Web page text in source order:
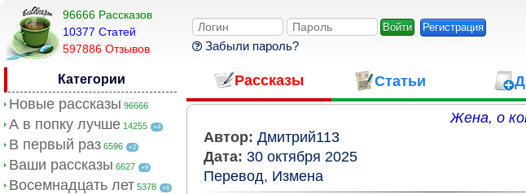
96666 Рассказов
10377 Cтатей
597886 Отзывов
Регистрация
Забыли пароль?
Категории
Новые рассказы 96666
А в попку лучше 14255 +4
В первый раз 6596 +2
Ваши рассказы 6627 +9
Восемнадцать лет 5378 +6
Рассказы Статьи
Жена, о
Автор: Дмитрий113
Дата: 30 октября 2025
Перевод, Измена